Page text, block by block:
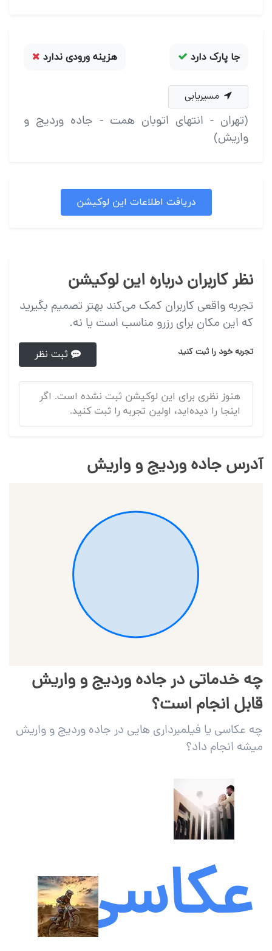
جا پارک دارد هزینه ورودی ندارد
مسیریابی
(تهران - انتهای اتوبان همت - جاده ورديج و
واريش)
دریافت اطلاعات این لوکیشن
نظر کاربران درباره این لوکیشن
تجربه واقعی کاربران کمک می‌کند بهتر تصمیم بگیرید
که این مکان برای رزرو مناسب است یا نه.
تجربه خود را ثبت کنید
هنوز نظری برای این لوکیشن ثبت نشده است. اگر
اینجا را دیده‌اید، اولین تجربه را ثبت کنید.
آدرس جاده وردیج و واریش
چه خدماتی در جاده وردیج و واریش
قابل انجام است؟
چه عکاسی یا فیلمبرداری هایی در جاده وردیج و واریش
میشه انجام داد؟
عکاسی